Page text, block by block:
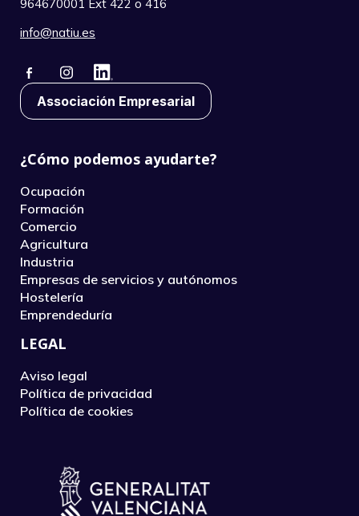
964670001 Ext 422 o 416
info@natiu.es
Associación Empresarial
¿Cómo podemos ayudarte?
Ocupación
Formación
Comercio
Agricultura
Industria
Empresas de servicios y autónomos
Hostelería
Emprendeduría
LEGAL
Aviso legal
Política de privacidad
Política de cookies